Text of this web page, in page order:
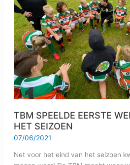
TBM SPEELDE EERSTE
HET SEIZOEN
07/06/2021
Net voor het eind van het seizoen